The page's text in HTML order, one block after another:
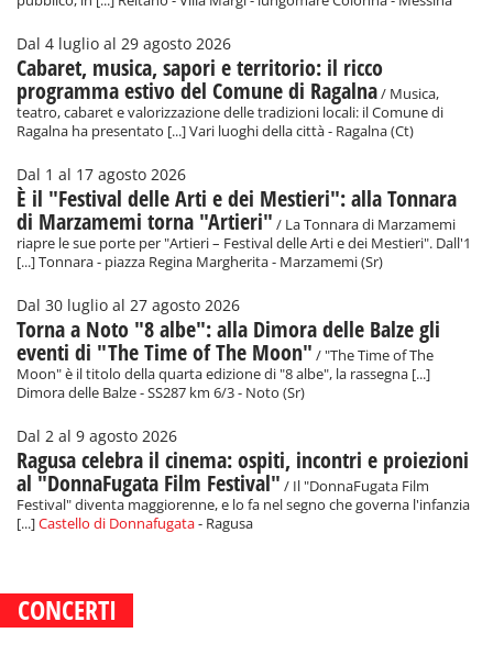
Dal 4 luglio al 29 agosto 2026
Cabaret, musica, sapori e territorio: il ricco
programma estivo del Comune di Ragalna/ Musica,
teatro, cabaret e valorizzazione delle tradizioni locali: il Comune di
Ragalna ha presentato [...] Vari luoghi della città - Ragalna (Ct)
Dal 1 al 17 agosto 2026
È il "Festival delle Arti e dei Mestieri": alla Tonnara
di Marzamemi torna "Artieri" / La Tonnara di Marzamemi
riapre le sue porte per "Artieri – Festival delle Arti e dei Mestieri". Dall'1
[...] Tonnara - piazza Regina Margherita - Marzamemi (Sr)
Dal 30 luglio al 27 agosto 2026
Torna a Noto "8 albe": alla Dimora delle Balze gli
eventi di "The Time of The Moon" / "The Time of The
Moon" è il titolo della quarta edizione di "8 albe", la rassegna [...]
Dimora delle Balze - SS287 km 6/3 - Noto (Sr)
Dal 2 al 9 agosto 2026
Ragusa celebra il cinema: ospiti, incontri e proiezioni
al "DonnaFugata Film Festival" / Il "DonnaFugata Film
Festival" diventa maggiorenne, e lo fa nel segno che governa l'infanzia
[...]Castello di Donnafugata- Ragusa
CONCERTI